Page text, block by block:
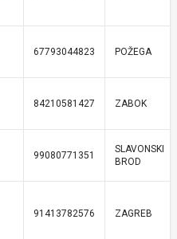
67793044823 POŽEGA
84210581427 ZABOK
99080771351
SLAVONSKI
BROD
91413782576 ZAGREB